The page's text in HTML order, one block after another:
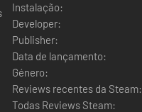
Instalação:
Developer:
Publisher:
Data de lançamento:
Género:
Reviews recentes da Steam:
Todas Reviews Steam: